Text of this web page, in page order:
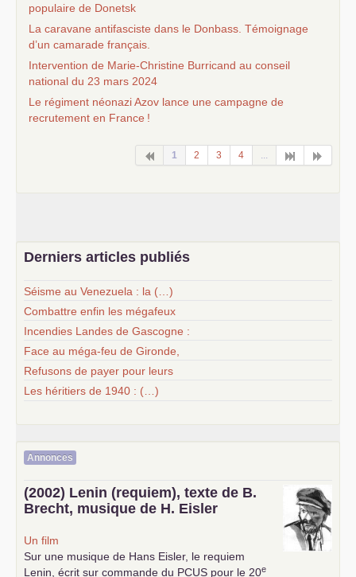
populaire de Donetsk
La caravane antifasciste dans le Donbass. Témoignage
d’un camarade français.
Intervention de Marie-Christine Burricand au conseil
national du 23 mars 2024
Le régiment néonazi Azov lance une campagne de
recrutement en France !
1 2 3 4 ...
Derniers articles publiés
Séisme au Venezuela : la (…)
Combattre enfin les mégafeux
Incendies Landes de Gascogne :
Face au méga-feu de Gironde,
Refusons de payer pour leurs
Les héritiers de 1940 : (…)
Annonces
(2002) Lenin (requiem), texte de B.
Brecht, musique de H. Eisler
Un film
Sur une musique de Hans Eisler, le requiem
Lenin, écrit sur commande du PCUS pour le 20e